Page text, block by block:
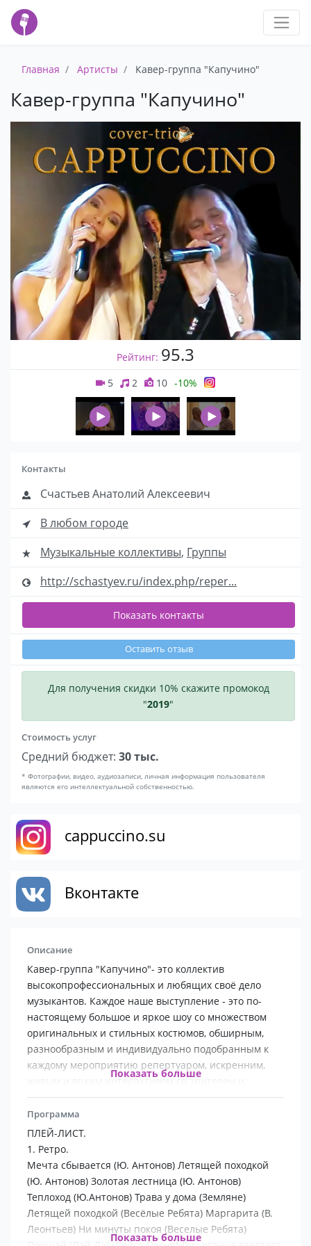
Главная Артисты Кавер-группа "Капучино"
Кавер-группа "Капучино"
Рейтинг: 95.3
5 2 10 -10%
Контакты
Счастьев Анатолий Алексеевич
В любом городе
Музыкальные коллективы, Группы
http://schastyev.ru/index.php/reper...
Показать контакты
Оставить отзыв
Для получения скидки 10% скажите промокод
"2019"
Стоимость услуг
Средний бюджет: 30 тыс.
* Фотографии, видео, аудиозаписи, личная информация пользователя
являются его интеллектуальной собственностью.
cappuccino.su
Вконтакте
Описание
Кавер-группа "Капучино"- это коллектив
высокопрофессиональных и любящих своё дело
музыкантов. Каждое наше выступление - это по-
настоящему большое и яркое шоу со множеством
оригинальных и стильных костюмов, обширным,
разнообразным и индивидуально подобранным к
каждому мероприятию репертуаром, искренним,
живым и ярким интерактивом со зрителем и,
наконец, мощным, идеально дополняющим друг
друга мужским и женским вокалом в обрамлении
завораживающих звуков саксофона.
АНАТОЛИЙ СЧАСТЬЕВ
Выпускник Московской эстрадно-джазовой академии
имени Гнесиных по классу эстрадный вокал. Долгое
время жил и гастролировал в Европе. Призёр
конкурса PARADISO SUPERSTAR - 95 в Голландии.
Исполнитель песни к телепередаче "САМ СЕБЕ
РЕЖИСCЁР" Я всегда с собой беру видеокамеру.
Показать больше
Программа
ПЛЕЙ-ЛИСТ.
1. Ретро.
Мечта сбываетcя (Ю. Антонов) Летящей походкой
(Ю. Антонов) Золотая лестница (Ю. Антонов)
Теплоход (Ю.Антонов) Трава у дома (Земляне)
Летящей походкой (Весёлые Ребята) Маргарита (В.
Леонтьев) Ни минуты покоя (Веселые Ребята)
Показать больше